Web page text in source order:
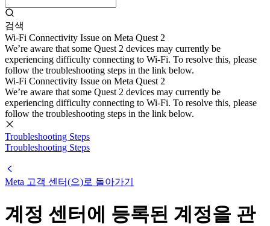
검색
Wi-Fi Connectivity Issue on Meta Quest 2
We’re aware that some Quest 2 devices may currently be
experiencing difficulty connecting to Wi-Fi. To resolve this, please
follow the troubleshooting steps in the link below.
Wi-Fi Connectivity Issue on Meta Quest 2
We’re aware that some Quest 2 devices may currently be
experiencing difficulty connecting to Wi-Fi. To resolve this, please
follow the troubleshooting steps in the link below.
Troubleshooting Steps
Troubleshooting Steps
Meta 고객 센터(으)로 돌아가기
계정 센터에 등록된 계정을 관